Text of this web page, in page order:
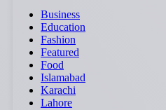
Business
Education
Fashion
Featured
Food
Islamabad
Karachi
Lahore